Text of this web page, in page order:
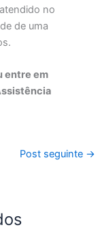
no
de uma
entre em
Post seguinte →